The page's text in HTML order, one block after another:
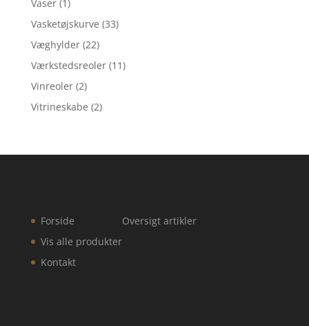
Vaser (1)
Vasketøjskurve (33)
Væghylder (22)
Værkstedsreoler (11)
Vinreoler (2)
Vitrineskabe (2)
Forside
Vis alle produkter
Kontakt
Oversigt artikler